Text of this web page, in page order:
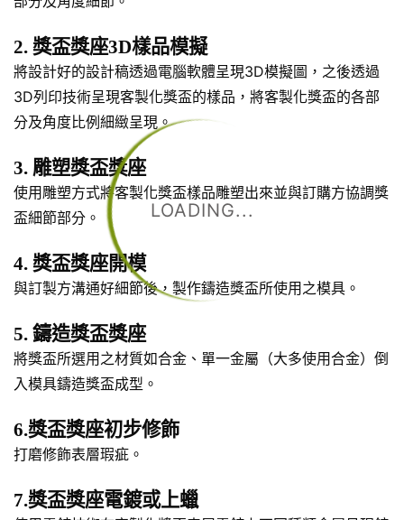
LOADING...
2. 獎盃獎座3D樣品模擬
將設計好的設計稿透過電腦軟體呈現3D模擬圖，之後透過
3D列印技術呈現客製化獎盃的樣品，將客製化獎盃的各部
分及角度比例細緻呈現。
3. 雕塑獎盃獎座
使用雕塑方式將客製化獎盃樣品雕塑出來並與訂購方協調獎
盃細節部分。
4. 獎盃獎座開模
與訂製方溝通好細節後，製作鑄造獎盃所使用之模具。
5. 鑄造獎盃獎座
將獎盃所選用之材質如合金、單一金屬（大多使用合金）倒
入模具鑄造獎盃成型。
6.獎盃獎座初步修飾
打磨修飾表層瑕疵。
7.獎盃獎座電鍍或上蠟